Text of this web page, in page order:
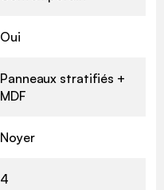
Oui
Panneaux stratifiés +
MDF
Noyer
4